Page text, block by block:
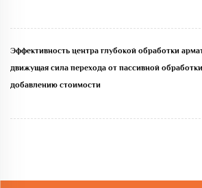
Эффективность центра глубокой обработки
движущая сила перехода от пассивной
добавлению стоимости